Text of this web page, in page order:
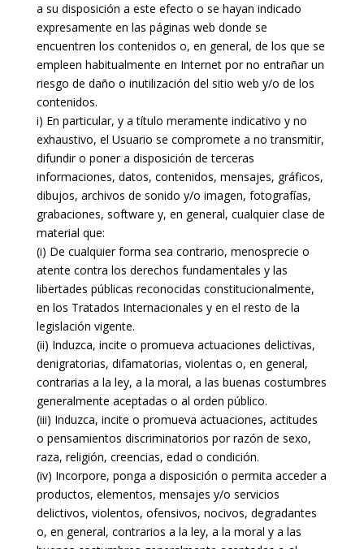
a su disposición a este efecto o se hayan indicado
expresamente en las páginas web donde se
encuentren los contenidos o, en general, de los que se
empleen habitualmente en Internet por no entrañar un
riesgo de daño o inutilización del sitio web y/o de los
contenidos.
i) En particular, y a título meramente indicativo y no
exhaustivo, el Usuario se compromete a no transmitir,
difundir o poner a disposición de terceras
informaciones, datos, contenidos, mensajes, gráficos,
dibujos, archivos de sonido y/o imagen, fotografías,
grabaciones, software y, en general, cualquier clase de
material que:
(i) De cualquier forma sea contrario, menosprecie o
atente contra los derechos fundamentales y las
libertades públicas reconocidas constitucionalmente,
en los Tratados Internacionales y en el resto de la
legislación vigente.
(ii) Induzca, incite o promueva actuaciones delictivas,
denigratorias, difamatorias, violentas o, en general,
contrarias a la ley, a la moral, a las buenas costumbres
generalmente aceptadas o al orden público.
(iii) Induzca, incite o promueva actuaciones, actitudes
o pensamientos discriminatorios por razón de sexo,
raza, religión, creencias, edad o condición.
(iv) Incorpore, ponga a disposición o permita acceder a
productos, elementos, mensajes y/o servicios
delictivos, violentos, ofensivos, nocivos, degradantes
o, en general, contrarios a la ley, a la moral y a las